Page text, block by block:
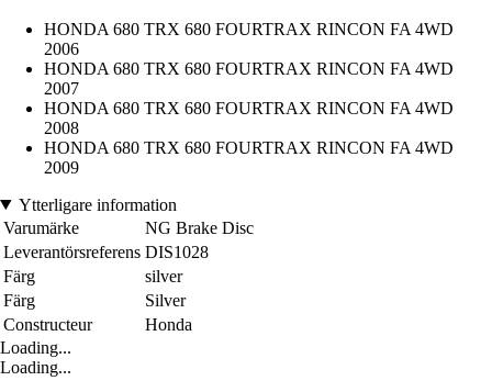
HONDA 680 TRX 680 FOURTRAX RINCON FA 4WD
2006
HONDA 680 TRX 680 FOURTRAX RINCON FA 4WD
2007
HONDA 680 TRX 680 FOURTRAX RINCON FA 4WD
2008
HONDA 680 TRX 680 FOURTRAX RINCON FA 4WD
2009
Ytterligare information
Varumärke
NG Brake Disc
Leverantörsreferens DIS1028
Färg
silver
Färg
Silver
Constructeur
Honda
Loading...
Loading...